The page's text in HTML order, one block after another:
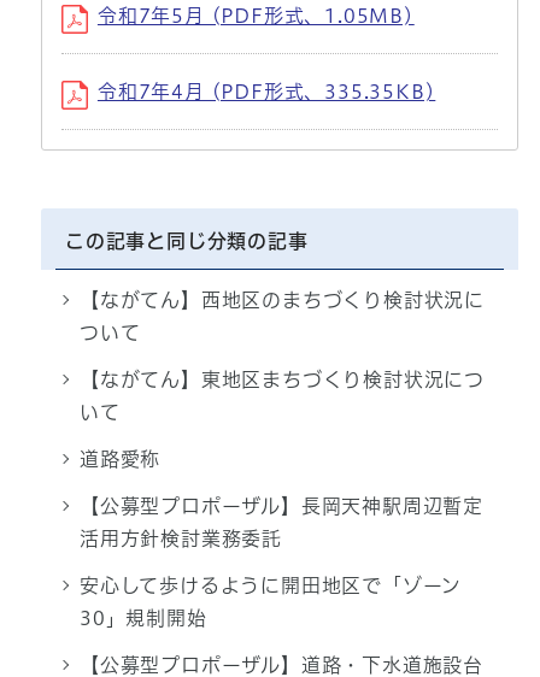
令和7年5月 (PDF形式、1.05MB)
令和7年4月 (PDF形式、335.35KB)
この記事と同じ分類の記事
【ながてん】西地区のまちづくり検討状況に
ついて
【ながてん】東地区まちづくり検討状況につ
いて
道路愛称
【公募型プロポーザル】長岡天神駅周辺暫定
活用方針検討業務委託
安心して歩けるように開田地区で「ゾーン
30」規制開始
【公募型プロポーザル】道路・下水道施設台